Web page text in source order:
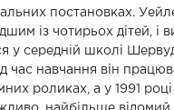
постановках.
із чотирьох дітей, і
у середній школі
час навчання він
роликах, а у 1991